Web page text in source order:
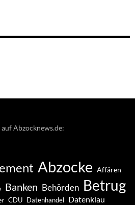
Abzocknews.de:
Abzocke Affären
Banken Behörden Betrug
CDU Datenhandel Datenklau